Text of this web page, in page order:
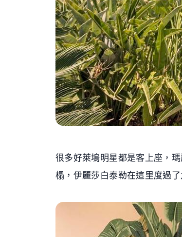
很多好萊塢明星都是客上座，
榻，伊麗莎白泰勒在這里度過